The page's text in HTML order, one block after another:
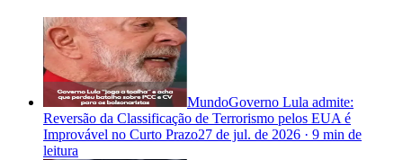
MundoGoverno Lula admite:
Reversão da Classificação de Terrorismo pelos EUA é
Improvável no Curto Prazo27 de jul. de 2026 · 9 min de
leitura